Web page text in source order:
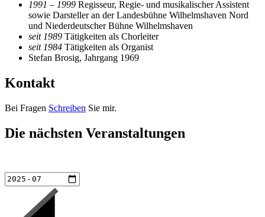
1991 – 1999 Regisseur, Regie- und musikalischer Assistent
sowie Darsteller an der Landesbühne Wilhelmshaven Nord
und Niederdeutscher Bühne Wilhelmshaven
seit 1989 Tätigkeiten als Chorleiter
seit 1984 Tätigkeiten als Organist
Stefan Brosig, Jahrgang 1969
Kontakt
Bei Fragen Schreiben Sie mir.
Die nächsten Veranstaltungen